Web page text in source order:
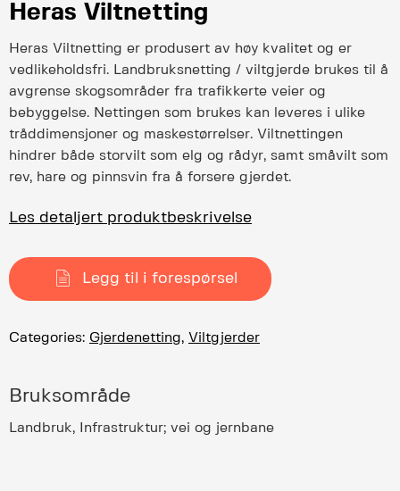
Heras Viltnetting
Heras Viltnetting er produsert av høy kvalitet og er
vedlikeholdsfri. Landbruksnetting / viltgjerde brukes til å
avgrense skogsområder fra trafikkerte veier og
bebyggelse. Nettingen som brukes kan leveres i ulike
tråddimensjoner og maskestørrelser. Viltnettingen
hindrer både storvilt som elg og rådyr, samt småvilt som
rev, hare og pinnsvin fra å forsere gjerdet.
Les detaljert produktbeskrivelse
Legg til i forespørsel
Categories: Gjerdenetting, Viltgjerder
Bruksområde
Landbruk, Infrastruktur; vei og jernbane